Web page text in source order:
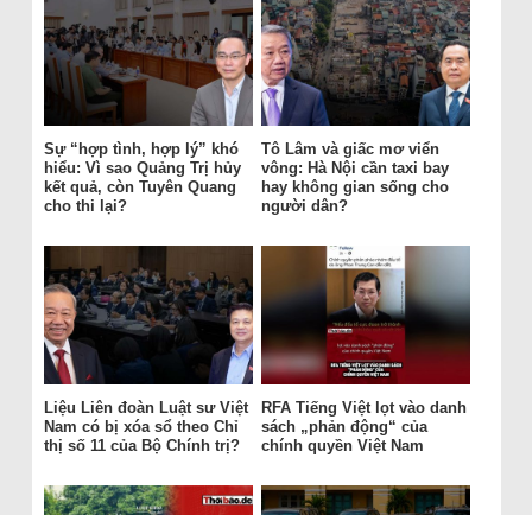
Sự “hợp tình, hợp lý” khó
hiểu: Vì sao Quảng Trị hủy
kết quả, còn Tuyên Quang
cho thi lại?
Tô Lâm và giấc mơ viển
vông: Hà Nội cần taxi bay
hay không gian sống cho
người dân?
Liệu Liên đoàn Luật sư Việt
Nam có bị xóa sổ theo Chỉ
thị số 11 của Bộ Chính trị?
RFA Tiếng Việt lọt vào danh
sách „phản động“ của
chính quyền Việt Nam